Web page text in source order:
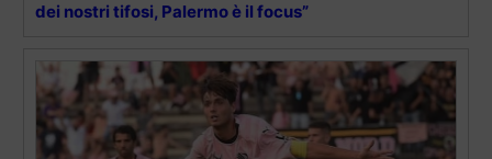
dei nostri tifosi, Palermo è il focus”